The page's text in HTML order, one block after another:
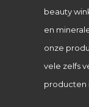
beauty
en
onze
vele zelfs
producten